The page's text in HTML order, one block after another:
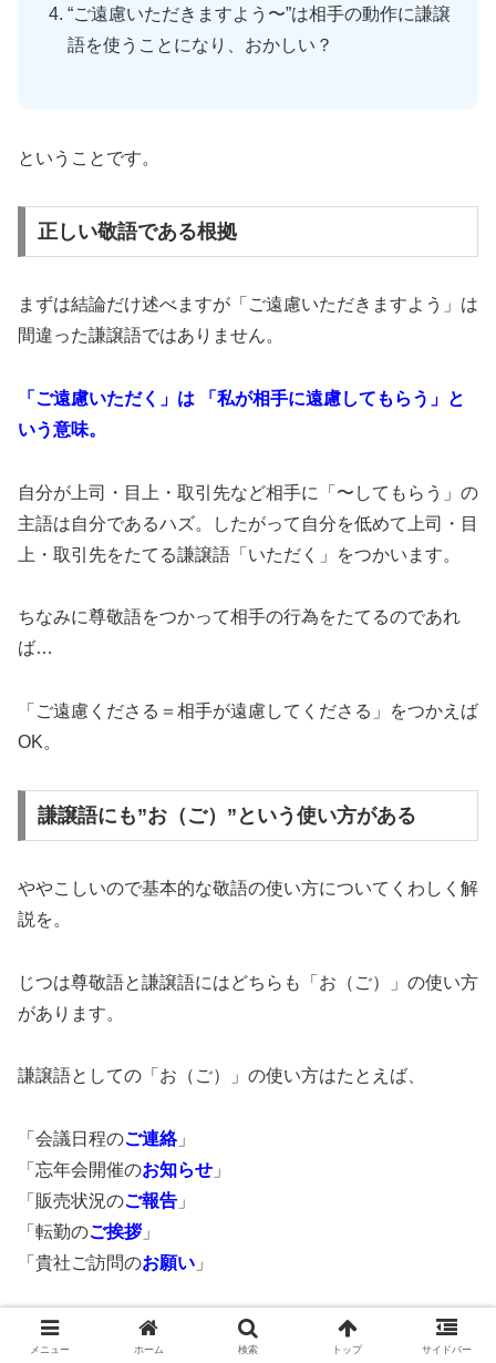
“ご遠慮いただきますよう〜”は相手の動作に謙譲
語を使うことになり、おかしい？
ということです。
正しい敬語である根拠
まずは結論だけ述べますが「ご遠慮いただきますよう」は
間違った謙譲語ではありません。
「ご遠慮いただく」は 「私が相手に遠慮してもらう」と
いう意味。
自分が上司・目上・取引先など相手に「〜してもらう」の
主語は自分であるハズ。したがって自分を低めて上司・目
上・取引先をたてる謙譲語「いただく」をつかいます。
ちなみに尊敬語をつかって相手の行為をたてるのであれ
ば…
「ご遠慮くださる＝相手が遠慮してくださる」をつかえば
OK。
謙譲語にも”お（ご）”という使い方がある
ややこしいので基本的な敬語の使い方についてくわしく解
説を。
じつは尊敬語と謙譲語にはどちらも「お（ご）」の使い方
があります。
謙譲語としての「お（ご）」の使い方はたとえば、
「会議日程のご連絡」
「忘年会開催のお知らせ 」
「販売状況のご報告 」
「転勤のご挨拶」
「貴社ご訪問のお願い 」
こんな感じのフレーズがあります。よくビジネスメールの
件名で目にする表現ですね。
メニュー ホーム 検索 トップ サイドバー